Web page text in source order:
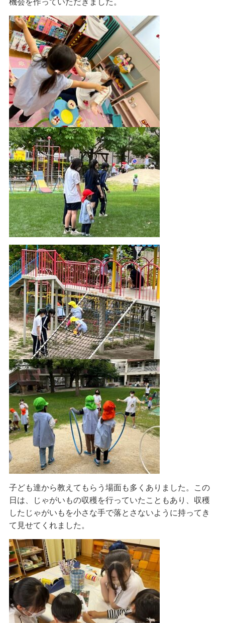
子ども達から教えてもらう場面も多くありました。この
日は、じゃがいもの収穫を行っていたこともあり、収穫
したじゃがいもを小さな手で落とさないように持ってき
て見せてくれました。